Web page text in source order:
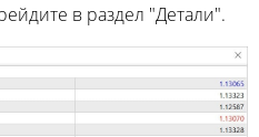
в раздел "Детали".